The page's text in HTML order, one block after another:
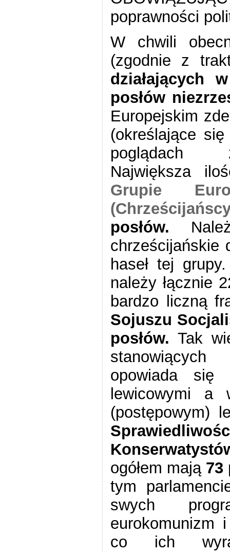
poprawności
W chwili
(zgodnie z
działających
posłów
Europejskim
(określające
poglądach
Największa
Grupie
(Chrześcijańsc
posłów.
chrześcijańskie
haseł tej
należy łącznie
bardzo liczną
Sojuszu
posłów. Tak
opowiada się
lewicowymi a
(postępowym)
ogółem mają 73
tym
swych
eurokomunizm i
co ich